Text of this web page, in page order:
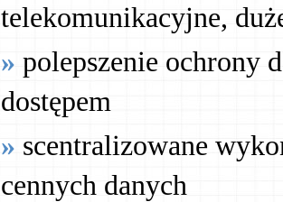
telekomunikacyjne,
polepszenie ochrony
dostępem
scentralizowane
cennych danych